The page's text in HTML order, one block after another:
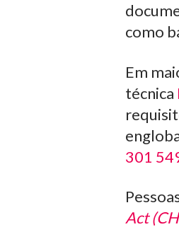
como
Em
técnica
301
Act